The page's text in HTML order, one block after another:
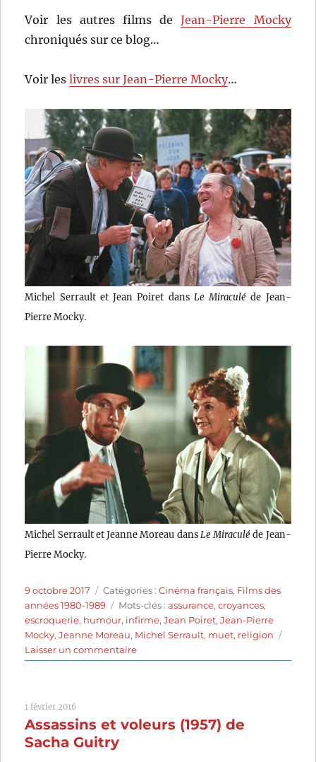
Voir les autres films deJean-Pierre Mocky
chroniqués sur ce blog…
Voir leslivres sur Jean-Pierre Mocky…
Michel Serrault et Jean Poiret dans Le Miraculé de Jean-
Pierre Mocky.
Michel Serrault et Jeanne Moreau dans Le Miraculéde Jean-
Pierre Mocky.
Publié
le
9 octobre 2017 Catégories
Catégories :Cinéma français, Films des
années 1980-1989
Étiquettes
Mots-clés :assurance,croyances,
escroquerie, humour, infirme,Jean Poiret,Jean-Pierre
Mocky,Jeanne Moreau, Michel Serrault, muet, religion
Laisser un commentairesur
Le
Jean-
1 février 2016
Assassins et voleurs (1957) de
Sacha Guitry